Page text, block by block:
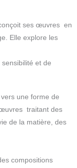
ses œuvres en
Elle explore les
et de
une forme de
traitant des
de la matière, des
compositions